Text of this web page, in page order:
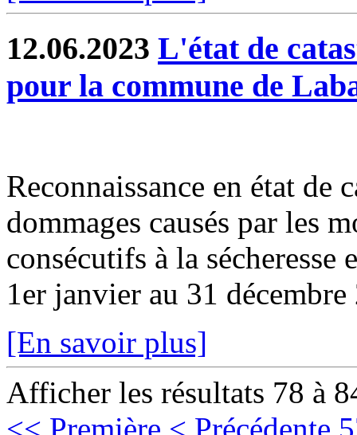
12.06.2023 L'état de
pour la commune de
Reconnaissance en état de
dommages causés par les
consécutifs à la
1er janvier au 31
[En savoir plus]
Afficher les résultats 78 à
<< Première < Précédente